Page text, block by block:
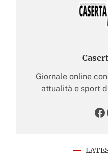
Giornale online
attualità e sport
Facebook